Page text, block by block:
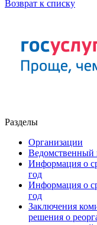
Возврат к списку
Разделы
Организации
Ведомственный
Информация о
год
Информация о
год
Заключения
решения о